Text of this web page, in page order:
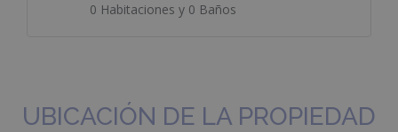
0 Habitaciones y 0 Baños
UBICACIÓN DE LA PROPIEDAD